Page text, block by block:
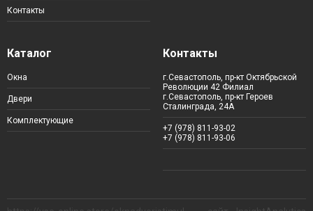
Контакты
Каталог
Окна
Двери
Комплектующие
Контакты
г.Севастополь, пр-кт Октябрьской
Революции 42 Филиал
г.Севастополь, пр-кт Героев
Сталинграда, 24А
+7 (978) 811-93-02
+7 (978) 811-93-06